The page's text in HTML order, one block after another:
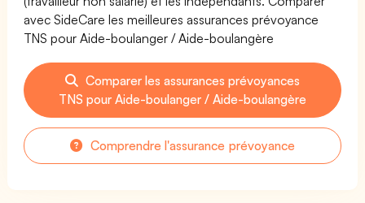
avec SideCare les meilleures assurances prévoyance
TNS pour Aide-boulanger / Aide-boulangère
Comparer les assurances prévoyances
TNS pour Aide-boulanger / Aide-boulangère
Comprendre l'assurance prévoyance